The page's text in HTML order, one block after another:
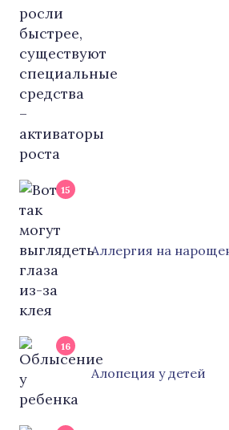
15
Аллергия на
16
Алопеция у детей